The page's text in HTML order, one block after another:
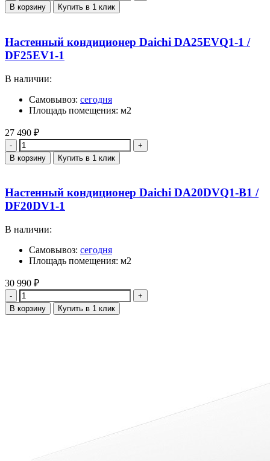
В корзину Купить в 1 клик
Настенный кондиционер Daichi DA25EVQ1-1 /
DF25EV1-1
В наличии:
Самовывоз: сегодня
Площадь помещения: м2
27 490 ₽
Количество
В корзину Купить в 1 клик
Настенный кондиционер Daichi DA20DVQ1-B1 /
DF20DV1-1
В наличии:
Самовывоз: сегодня
Площадь помещения: м2
30 990 ₽
Количество
В корзину Купить в 1 клик